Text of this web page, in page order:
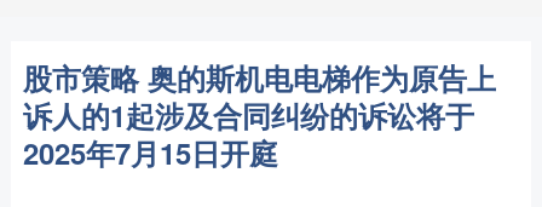
股市策略 奥的斯机电电梯作为原告上
诉人的1起涉及合同纠纷的诉讼将于
2025年7月15日开庭